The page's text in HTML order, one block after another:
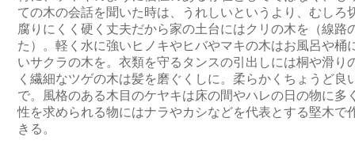
ての木の会話を聞いた時は、うれしいというより、むしろ
腐りにくく硬く丈夫だから家の土台にはクリの木を（線路
た）。軽く水に強いヒノキやヒバやマキの木はお風呂や桶
いサクラの木を。衣類を守るタンスの引出しには桐や滑り
く繊細なツゲの木は髪を磨ぐくしに。柔らかくちょうど良
で。風格のある木目のケヤキは床の間やハレの日の物に多
性を求められる物にはナラやカシなどを代表とする堅木で
きる。